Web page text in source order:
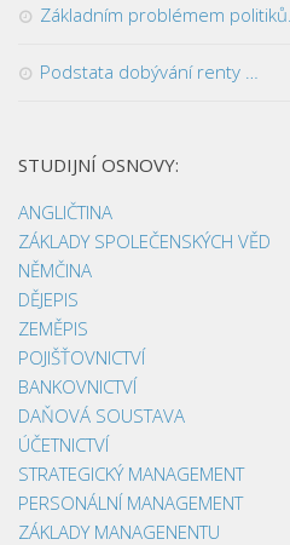
Základním problémem politiků…
Podstata dobývání renty …
STUDIJNÍ OSNOVY:
ANGLIČTINA
ZÁKLADY SPOLEČENSKÝCH VĚD
NĚMČINA
DĚJEPIS
ZEMĚPIS
POJIŠŤOVNICTVÍ
BANKOVNICTVÍ
DAŇOVÁ SOUSTAVA
ÚČETNICTVÍ
STRATEGICKÝ MANAGEMENT
PERSONÁLNÍ MANAGEMENT
ZÁKLADY MANAGENENTU